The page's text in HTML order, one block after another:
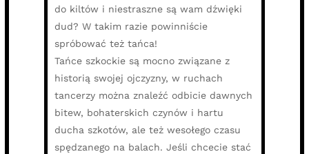
do kiltów i niestraszne są wam dźwięki
dud? W takim razie powinniście
spróbować też tańca!
Tańce szkockie są mocno związane z
historią swojej ojczyzny, w ruchach
tancerzy można znaleźć odbicie dawnych
bitew, bohaterskich czynów i hartu
ducha szkotów, ale też wesołego czasu
spędzanego na balach. Jeśli chcecie stać